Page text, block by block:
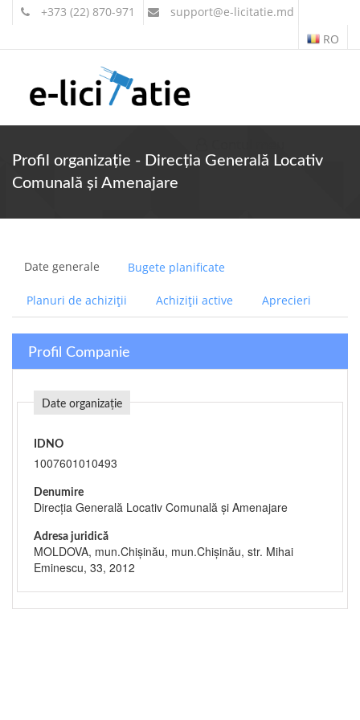
+373 (22) 870-971 support@e-licitatie.md
RO
Profil organizație - Direcţia Generală Locativ
Comunală şi Amenajare
Date generale Bugete planificate
Planuri de achiziții Achiziții active Aprecieri
Profil Companie
Date organizație
IDNO
1007601010493
Denumire
Direcţia Generală Locativ Comunală şi Amenajare
Adresa juridică
MOLDOVA, mun.Chişinău, mun.Chişinău, str. Mihai
Eminescu, 33, 2012